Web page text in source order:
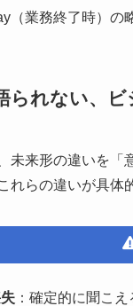
（業務終了時）の
られない、
未来形の違いを「
れらの違いが具体
：確定的に聞こ